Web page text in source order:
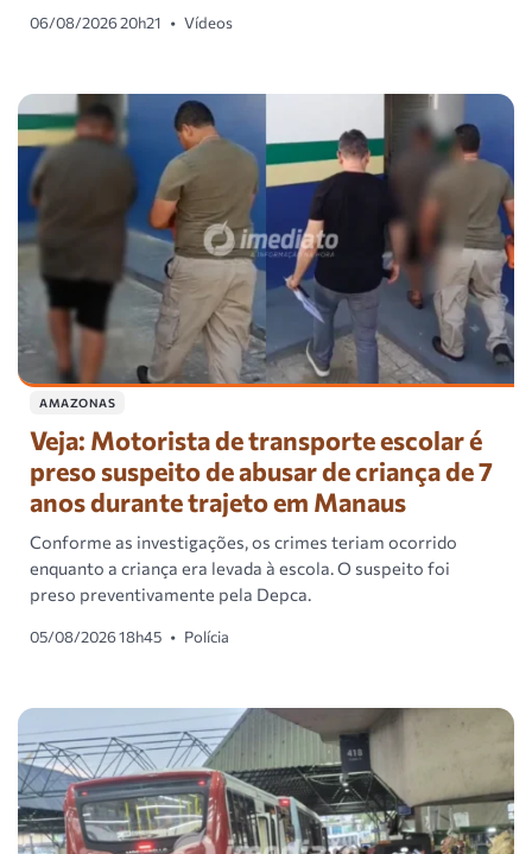
06/08/2026 20h21 • Vídeos
AMAZONAS
Veja: Motorista de transporte escolar é
preso suspeito de abusar de criança de 7
anos durante trajeto em Manaus
Conforme as investigações, os crimes teriam ocorrido
enquanto a criança era levada à escola. O suspeito foi
preso preventivamente pela Depca.
05/08/2026 18h45 • Polícia